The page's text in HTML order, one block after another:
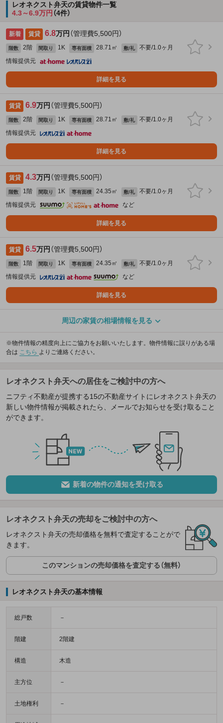
レオネクスト弁天の賃貸物件一覧
4.3～6.9万円 （4件）
新着 賃貸 6.8万円 （管理費5,500円）
階数 2階 間取り 1K 専有面積 28.71㎡ 敷/礼
不要/1.0ヶ月
情報提供元
詳細を見る
賃貸 6.9万円 （管理費5,500円）
階数 2階 間取り 1K 専有面積 28.71㎡ 敷/礼
不要/1.0ヶ月
情報提供元
詳細を見る
賃貸 4.3万円 （管理費5,500円）
階数 1階 間取り 1K 専有面積 24.35㎡ 敷/礼
不要/1.0ヶ月
情報提供元
など
詳細を見る
賃貸 6.5万円 （管理費5,500円）
階数 1階 間取り 1K 専有面積 24.35㎡ 敷/礼
不要/1.0ヶ月
情報提供元
など
詳細を見る
周辺の家賃の相場情報を見る
※物件情報の精度向上にご協力をお願いいたします。物件情報に誤りがある場
合は こちら よりご連絡ください。
レオネクスト弁天への居住をご検討中の方へ
ニフティ不動産が提携する15の不動産サイトにレオネクスト弁天の
新しい物件情報が掲載されたら、メールでお知らせを受け取ること
ができます。
新着の物件の通知を受け取る
レオネクスト弁天の売却をご検討中の方へ
レオネクスト弁天の売却価格を無料で査定することがで
きます。
このマンションの売却価格を査定する（無料）
レオネクスト弁天の基本情報
総戸数 －
階建 2階建
構造 木造
主方位 －
土地権利 －